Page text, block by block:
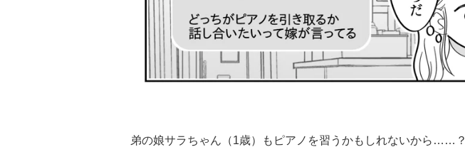
弟の娘サラちゃん（1歳）もピアノを習うかもしれないから……？